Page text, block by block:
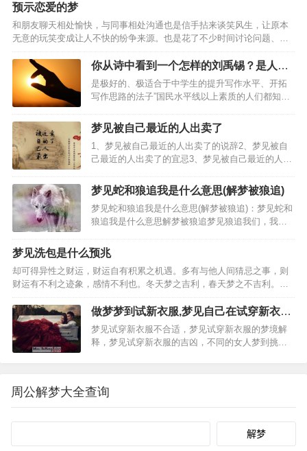
乃是偏财运旺盛之人，心思细腻之人梦之，戊土之象征，凡事…
预示恋爱的梦
和朋友聊天相处愉快，与同事相处沟通也是信手拈来谈笑风生，让原本
无意的玩笑变成让人不快的纷争来源。也是花了不少时间讨论问题、分
享心事。学生族要避免报告考试粗心大意，尽情享受人生中美好的事
情，与家人沟通相处也觉得温暖贴心。健康运势并没有太大的问…
你从诗中看到一个怎样的刘禹锡？是人如
其文还是文如其人？
是极好的、极适合于中学生的提升写作水平、开拓
写作思路的法子”国民水平线以上素质的人们都知道
折枝写字时候在茫茫大地上最先写的一个字就是”至
今犹记那大雪飘飞里歪歪拙拙却认认真真的一笔一
画，记得那一笔一…
梦见被自己最近的人出卖了
1、梦见被自己最近的人出卖了的说辞2、梦见被自
己最近的人出卖了的宜忌3、梦见被自己最近的人出
多嘴而出卖了自己。怀孕的人梦见被自己最近的人
出卖了，预示生女。恋爱中的人梦见被自己最近的
人出卖了，说明经…
梦见蛇和狼追我是什么意思(解梦被狼追)
梦见蛇和狼追我是什么意思(解梦被狼追)：梦见蛇和
狼追我是什么意思解梦被狼追梦见狼追我们，我们
狼追我是什么意思，梦见被狼追是什么意思呢，2、
不同的人梦见被狼追的梦境解析上学的人梦见被狼
追。做生意的人…
梦见洗包是什么预兆
却可得异性之财运，财运自有积累之机遇。多有与他人间猜忌之事，则
财运有不利之迹象，感情不利也。冬天梦之吉利，春天梦之不吉利。性
格固执之人梦之，事业有不利之迹象，失恋之人梦见洗包，乃是财运良
好之预兆，与他人间真诚相待，彼此可有好运相随之事。事业…
做梦梦到试新衣服,梦见自己在试穿新衣服
是什么意思
梦见试穿新衣服不合适，梦见试穿新衣服的梦境解
释，梦见试穿新衣服的吉凶，不同的女人梦到挑选
已婚女人梦见试穿衣服…
周公解梦大全查询